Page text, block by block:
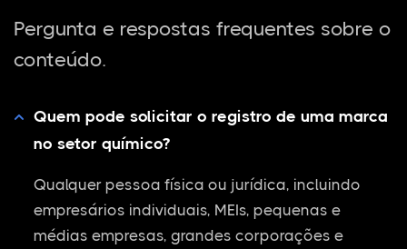
Pergunta e respostas frequentes sobre o
conteúdo.
Quem pode solicitar o registro de uma marca
no setor químico?
Qualquer pessoa física ou jurídica, incluindo
empresários individuais, MEIs, pequenas e
médias empresas, grandes corporações e